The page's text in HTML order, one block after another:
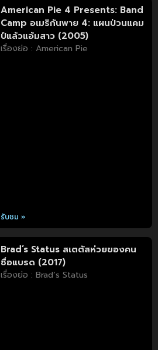
American Pie 4 Presents: Band
Camp อเมริกันพาย 4: แผนป่วนแคม
ป์แล้วแอ้มสาว (2005)
เรื่องย่อ : American Pie
รับชม »
Brad’s Status สเตตัสห่วยของคน
ชื่อแบรด (2017)
เรื่องย่อ : Brad’s Status